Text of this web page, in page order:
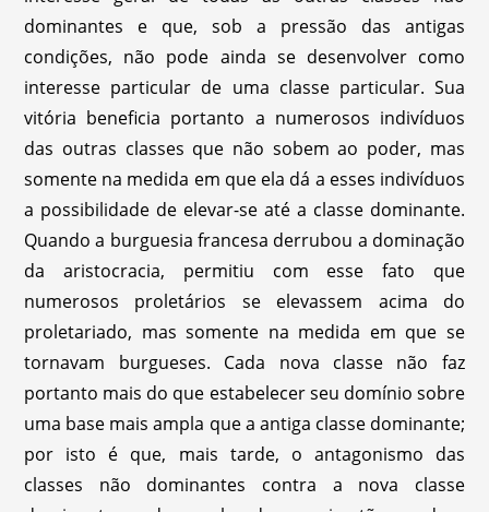
dominantes e que, sob a pressão das antigas
condições, não pode ainda se desenvolver como
interesse particular de uma classe particular. Sua
vitória beneficia portanto a numerosos indivíduos
das outras classes que não sobem ao poder, mas
somente na medida em que ela dá a esses indivíduos
a possibilidade de elevar-se até a classe dominante.
Quando a burguesia francesa derrubou a dominação
da aristocracia, permitiu com esse fato que
numerosos proletários se elevassem acima do
proletariado, mas somente na medida em que se
tornavam burgueses. Cada nova classe não faz
portanto mais do que estabelecer seu domínio sobre
uma base mais ampla que a antiga classe dominante;
por isto é que, mais tarde, o antagonismo das
classes não dominantes contra a nova classe